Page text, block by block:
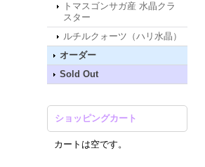
トマスゴンサガ産 水晶クラ
スター
ルチルクォーツ（ハリ水晶）
オーダー
Sold Out
ショッピングカート
カートは空です。